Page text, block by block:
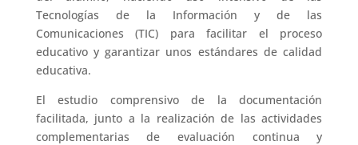
Tecnologías de la Información y de las
Comunicaciones (TIC) para facilitar el proceso
educativo y garantizar unos estándares de calidad
educativa.
El estudio comprensivo de la documentación
facilitada, junto a la realización de las actividades
complementarias de evaluación continua y